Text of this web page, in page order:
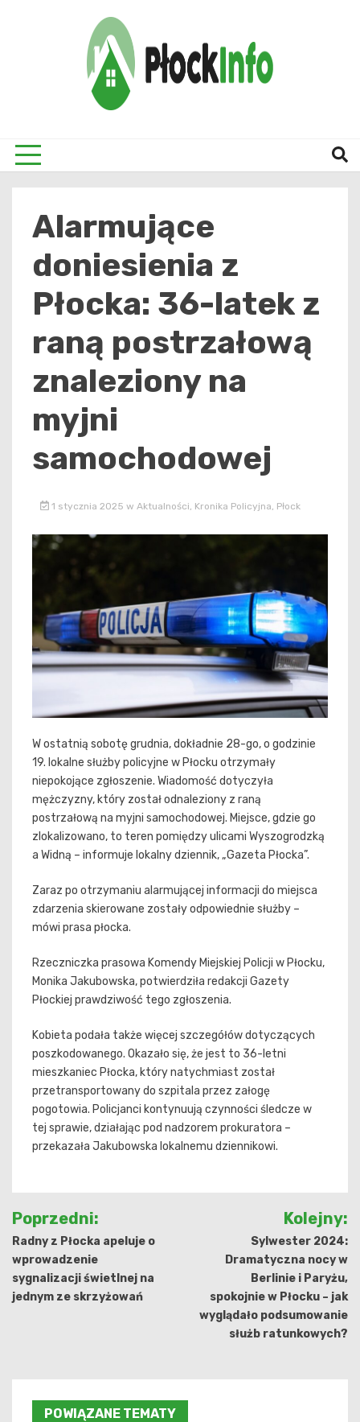
Alarmujące
doniesienia z
Płocka: 36-latek z
raną postrzałową
znaleziony na
myjni
samochodowej
1 stycznia 2025 w Aktualności Kronika Policyjna Płock
W ostatnią sobotę grudnia, dokładnie 28-go, o godzinie
19. lokalne służby policyjne w Płocku otrzymały
niepokojące zgłoszenie. Wiadomość dotyczyła
mężczyzny, który został odnaleziony z raną
postrzałową na myjni samochodowej. Miejsce, gdzie go
zlokalizowano, to teren pomiędzy ulicami Wyszogrodzką
a Widną – informuje lokalny dziennik, „Gazeta Płocka”.
Zaraz po otrzymaniu alarmującej informacji do miejsca
zdarzenia skierowane zostały odpowiednie służby –
mówi prasa płocka.
Rzeczniczka prasowa Komendy Miejskiej Policji w Płocku,
Monika Jakubowska, potwierdziła redakcji Gazety
Płockiej prawdziwość tego zgłoszenia.
Kobieta podała także więcej szczegółów dotyczących
poszkodowanego. Okazało się, że jest to 36-letni
mieszkaniec Płocka, który natychmiast został
przetransportowany do szpitala przez załogę
pogotowia. Policjanci kontynuują czynności śledcze w
tej sprawie, działając pod nadzorem prokuratora –
przekazała Jakubowska lokalnemu dziennikowi.
Nawigacja
wpisu
Poprzedni:
Radny z Płocka apeluje o
wprowadzenie
sygnalizacji świetlnej na
jednym ze skrzyżowań
Kolejny:
Sylwester 2024:
Dramatyczna nocy w
Berlinie i Paryżu,
spokojnie w Płocku – jak
wyglądało podsumowanie
służb ratunkowych?
POWIĄZANE TEMATY